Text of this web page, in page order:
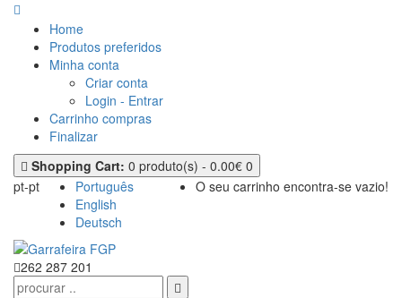
Home
Produtos preferidos
Minha conta
Criar conta
Login - Entrar
Carrinho compras
Finalizar
Shopping Cart: 0 produto(s) - 0.00€ 0
O seu carrinho encontra-se vazio!
pt-pt
Português
English
Deutsch
262 287 201